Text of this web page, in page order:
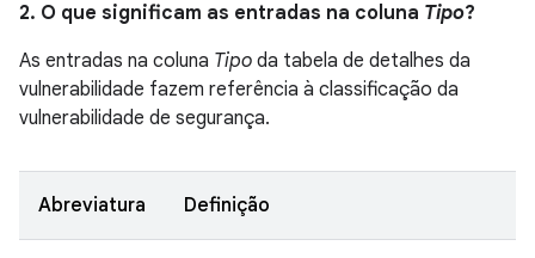
2. O que significam as entradas na coluna Tipo?
As entradas na coluna Tipo da tabela de detalhes da
vulnerabilidade fazem referência à classificação da
vulnerabilidade de segurança.
Abreviatura Definição